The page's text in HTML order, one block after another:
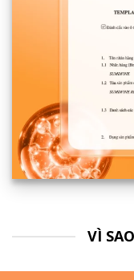
VÌ